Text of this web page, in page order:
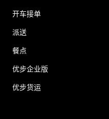
开车接单
派送
餐点
优步企业版
优步货运